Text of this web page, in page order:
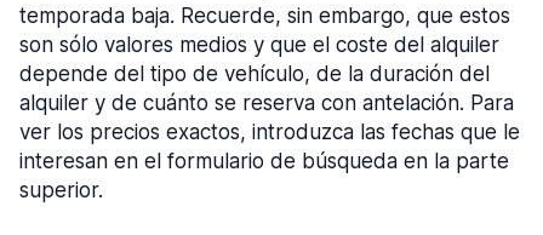
temporada baja. Recuerde, sin embargo, que estos
son sólo valores medios y que el coste del alquiler
depende del tipo de vehículo, de la duración del
alquiler y de cuánto se reserva con antelación. Para
ver los precios exactos, introduzca las fechas que le
interesan en el formulario de búsqueda en la parte
superior.